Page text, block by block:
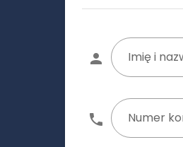
Imię i
Numer